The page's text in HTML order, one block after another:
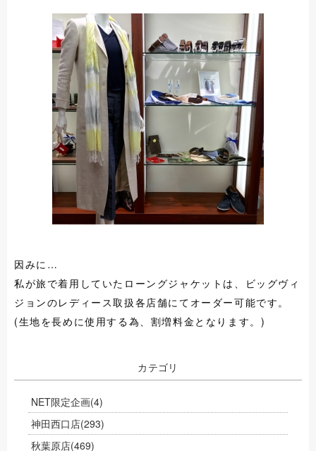
因みに…
私が旅で着用していたローングジャケットは、ビッグヴィ
ジョンのレディース取扱各店舗にてオーダー可能です。
(生地を長めに使用する為、割増料金となります。)
カテゴリ
NET限定企画(4)
神田西口店(293)
秋葉原店(469)